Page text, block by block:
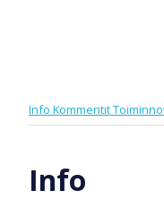
Info Kommentit
Info